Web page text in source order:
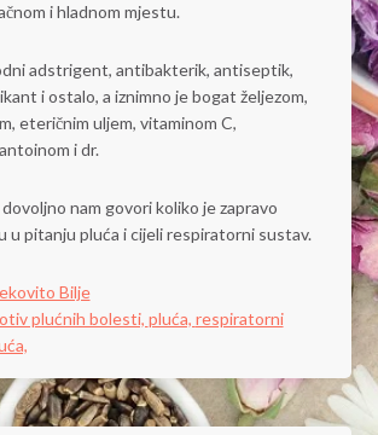
i hladnom mjestu.
adstrigent, antibakterik, antiseptik,
i ostalo, a iznimno je bogat željezom,
eteričnim uljem, vitaminom C,
i dr.
nam govori koliko je zapravo
u pitanju pluća i cijeli respiratorni sustav.
Bilje
plućnih bolesti, pluća, respiratorni